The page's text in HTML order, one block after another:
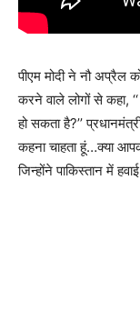
पीएम मोदी ने नौ अप्रैल
करने वाले लोगों से कहा,
हो सकता है?’’
कहना चाहता हूं…क्या
जिन्होंने पाकिस्तान में